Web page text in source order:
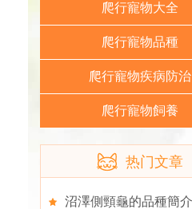
爬行寵物大全
爬行寵物品種
爬行寵物疾病防治
爬行寵物飼養
热门文章